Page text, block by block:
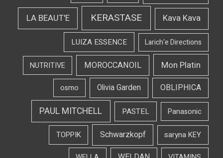
Kava Kava
KERASTASE
LA BEAUT'E
Larich'e Directions
LUIZA ESSENCE
Mon Platin
MOROCCANOIL
NUTRITIVE
OBLIPHICA
Olivia Garden
osmo
Panasonic
PASTEL
PAUL MITCHELL
saryna KEY
Schwarzkopf
TOPPIK